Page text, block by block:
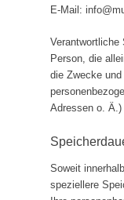
E-Mail:
Person, die
die Zwecke
Adressen o.
Soweit
speziellere